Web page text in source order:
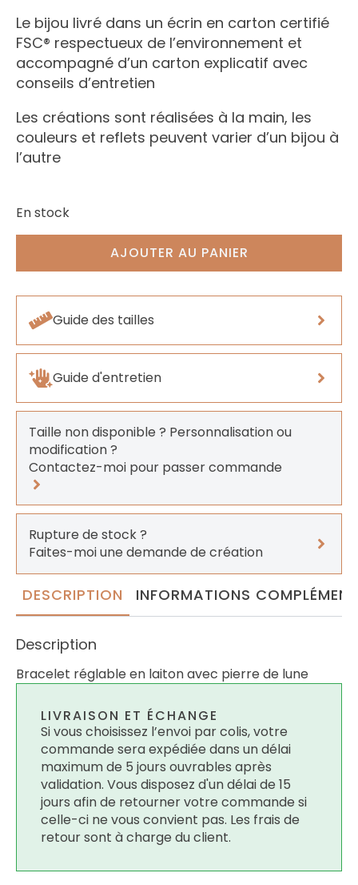
Le bijou livré dans un écrin en carton certifié
FSC® respectueux de l’environnement et
accompagné d’un carton explicatif avec
conseils d’entretien
Les créations sont réalisées à la main, les
couleurs et reflets peuvent varier d’un bijou à
l’autre
En stock
AJOUTER AU PANIER
Guide des tailles
Guide d'entretien
Taille non disponible ? Personnalisation ou
modification ?
Contactez-moi pour passer commande
Rupture de stock ?
Faites-moi une demande de création
DESCRIPTION INFORMATIONS
Description
Bracelet réglable en laiton avec pierre de lune
LIVRAISON ET ÉCHANGE
Si vous choisissez l’envoi par colis, votre
commande sera expédiée dans un délai
maximum de 5 jours ouvrables après
validation. Vous disposez d'un délai de 15
jours afin de retourner votre commande si
celle-ci ne vous convient pas. Les frais de
retour sont à charge du client.